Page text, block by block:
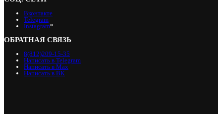
Вконтакте
Telegram
Instagram*
ОБРАТНАЯ СВЯЗЬ
8(812)209-15-35
Написать в Telegram
Написать в Max
Написать в ВК